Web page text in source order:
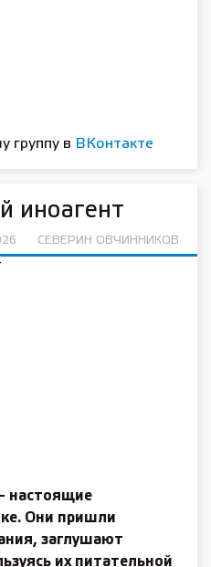
группу в ВКонтакте
иноагент
СЕВЕРИН ОВЧИННИКОВ
настоящие
Они пришли
заглушают
их питательной